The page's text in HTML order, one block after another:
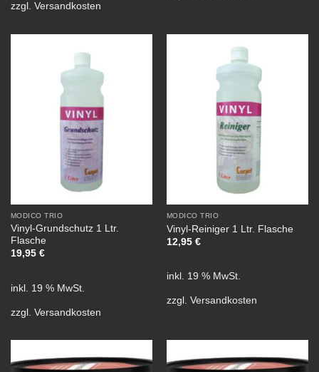
zzgl. Versandkosten
MODICO TRIO
Vinyl-Grundschutz 1 Ltr.
Flasche
19,95 €
inkl. 19 % MwSt.
zzgl. Versandkosten
MODICO TRIO
Vinyl-Reiniger 1 Ltr. Flasche
12,95 €
inkl. 19 % MwSt.
zzgl. Versandkosten